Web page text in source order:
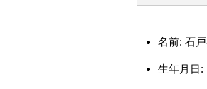
名前: 石
生年月日: